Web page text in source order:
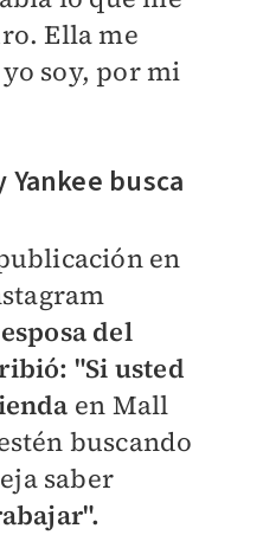
Ella me
soy, por mi
Yankee busca
en
del
"Si usted
en Mall
buscando
saber